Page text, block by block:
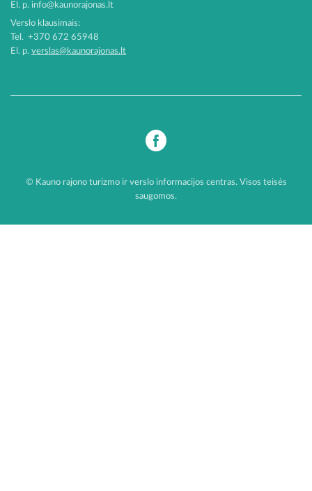
El. p. info@kaunorajonas.lt
Verslo klausimais:
Tel. +370 672 65948
El. p. verslas@kaunorajonas.lt
© Kauno rajono turizmo ir verslo informacijos centras. Visos teisės
saugomos.